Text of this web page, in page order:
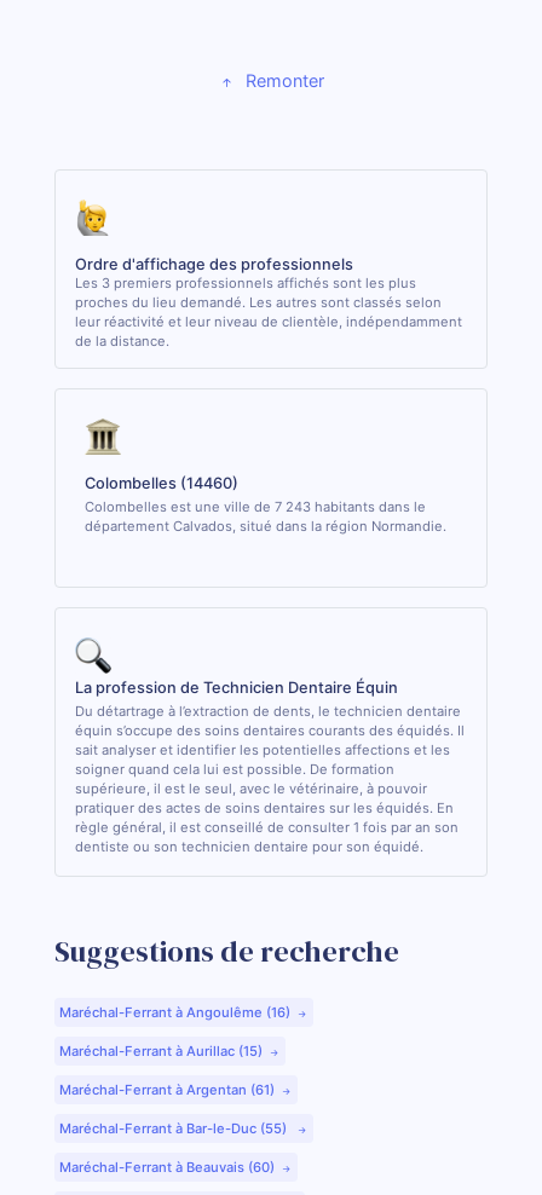
Remonter
Ordre d'affichage des professionnels
Les 3 premiers professionnels affichés sont les plus
proches du lieu demandé. Les autres sont classés selon
leur réactivité et leur niveau de clientèle, indépendamment
de la distance.
Colombelles (14460)
Colombelles est une ville de 7 243 habitants dans le
département Calvados, situé dans la région Normandie.
La profession de Technicien Dentaire Équin
Du détartrage à l’extraction de dents, le technicien dentaire
équin s’occupe des soins dentaires courants des équidés. Il
sait analyser et identifier les potentielles affections et les
soigner quand cela lui est possible. De formation
supérieure, il est le seul, avec le vétérinaire, à pouvoir
pratiquer des actes de soins dentaires sur les équidés. En
règle général, il est conseillé de consulter 1 fois par an son
dentiste ou son technicien dentaire pour son équidé.
Suggestions de recherche
Maréchal-Ferrant à Angoulême (16)
Maréchal-Ferrant à Aurillac (15)
Maréchal-Ferrant à Argentan (61)
Maréchal-Ferrant à Bar-le-Duc (55)
Maréchal-Ferrant à Beauvais (60)